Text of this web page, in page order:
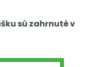
sú zahrnuté v